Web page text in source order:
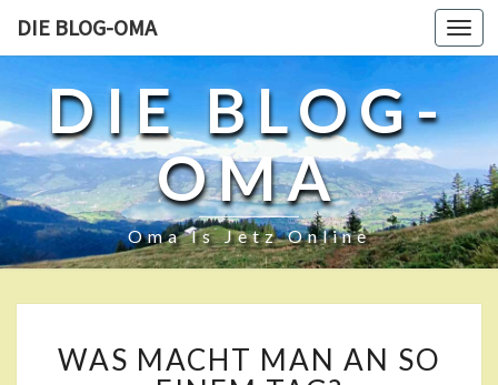
DIE BLOG-OMA
DIE BLOG-
OMA
Oma Is Jetz Online
WAS MACHT MAN AN SO